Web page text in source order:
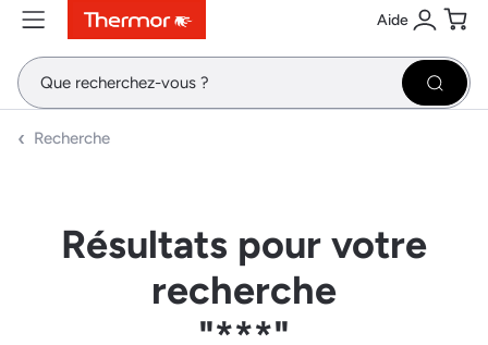
ContenuMenuRecherche Aide
Se
Recherche
Résultats pour votre
recherche